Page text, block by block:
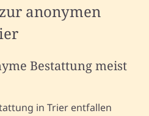
anonymen
Bestattung meist
in Trier entfallen